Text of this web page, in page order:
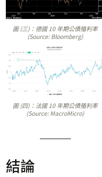
圖 (三)：德國 10 年期公債殖利率
(Source: Bloomberg)
圖 (四)：法國 10 年期公債殖利率
(Source: MacroMicro)
結論